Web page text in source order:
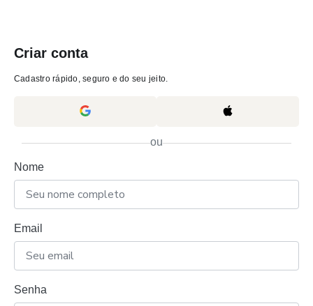
Criar conta
Cadastro rápido, seguro e do seu jeito.
ou
Nome
Email
Senha